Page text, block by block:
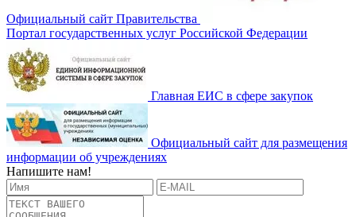
Официальный сайт Правительства
Портал государственных услуг Российской Федерации
Главная ЕИС в сфере закупок
Официальный сайт для размещения
информации об учреждениях
Напишите нам!